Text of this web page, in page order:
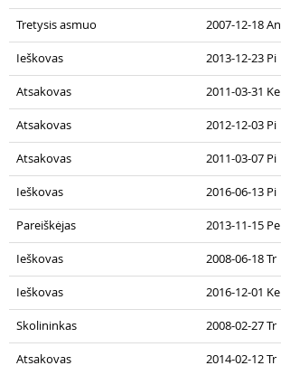
Tretysis asmuo 2007-12-18 An
Ieškovas 2013-12-23 Pi
Atsakovas 2011-03-31 Ke
Atsakovas 2012-12-03 Pi
Atsakovas 2011-03-07 Pi
Ieškovas 2016-06-13 Pi
Pareiškėjas 2013-11-15 Pe
Ieškovas 2008-06-18 Tr
Ieškovas 2016-12-01 Ke
Skolininkas 2008-02-27 Tr
Atsakovas 2014-02-12 Tr